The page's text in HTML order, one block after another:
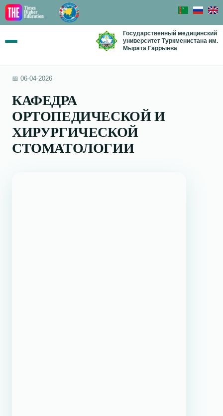
Государственный медицинский
университет Туркменистана им.
Мырата Гаррыева
📅 06-04-2026
КАФЕДРА
ОРТОПЕДИЧЕСКОЙ И
ХИРУРГИЧЕСКОЙ
СТОМАТОЛОГИИ